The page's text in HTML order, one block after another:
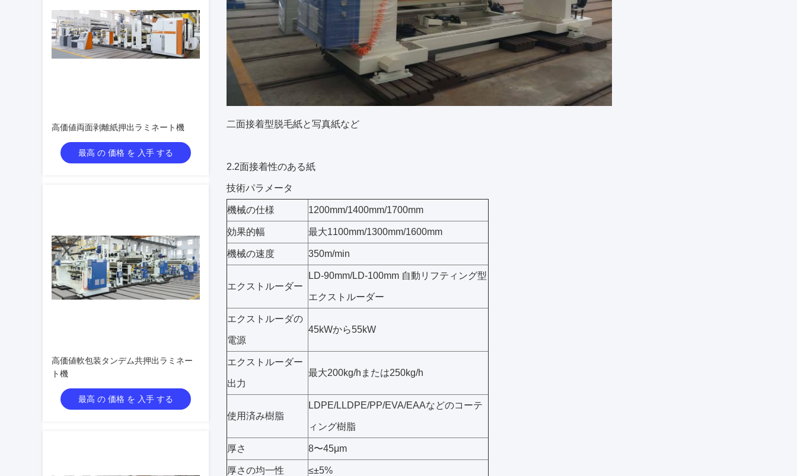
高価値両面剥離紙押出ラミネート機
最高 の 価格 を 入手 する
高価値軟包装タンデム共押出ラミネー
ト機
最高 の 価格 を 入手 する
二面接着型脱毛紙と写真紙など
2.2面接着性のある紙
技術パラメータ
機械の仕様 1200mm/1400mm/1700mm
効果的幅 最大1100mm/1300mm/1600mm
機械の速度 350m/min
エクストルーダー
LD-90mm/LD-100mm 自動リフティング型
エクストルーダー
エクストルーダの
電源
45kWから55kW
エクストルーダー
出力
最大200kg/hまたは250kg/h
使用済み樹脂
LDPE/LLDPE/PP/EVA/EAAなどのコーテ
ィング樹脂
厚さ 8〜45μm
厚さの均一性 ≤±5%